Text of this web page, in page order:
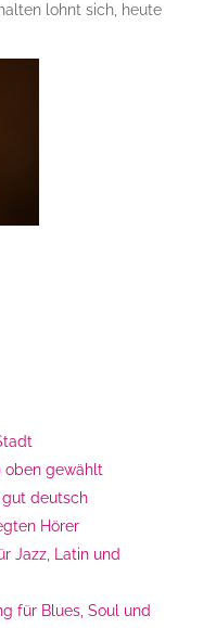
lohnt sich, heute
oben gewählt
gut deutsch
Hörer
Jazz, Latin und
für Blues, Soul und